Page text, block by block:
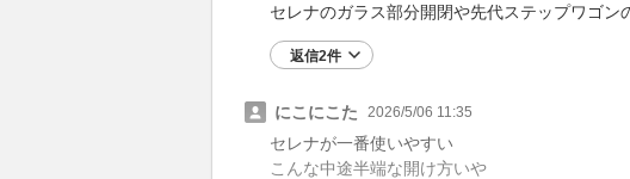
セレナのガラス部分開閉や先代ステップワゴン
返信2件
にこにこた 2026/5/06 11:35
セレナが一番使いやすい
こんな中途半端な開け方いや